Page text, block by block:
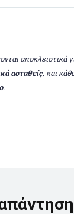
αποκλειστικά
ασταθείς, και
.